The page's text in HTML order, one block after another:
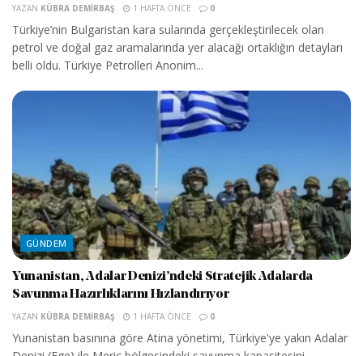
YAZAN KÜBRA DEMIRBAŞ 1 HAFTA ÖNCE 0
Türkiye’nin Bulgaristan kara sularında gerçekleştirilecek olan
petrol ve doğal gaz aramalarında yer alacağı ortaklığın detayları
belli oldu. Türkiye Petrolleri Anonim...
GÜNDEM
Yunanistan, Adalar Denizi’ndeki Stratejik Adalarda
Savunma Hazırlıklarını Hızlandırıyor
YAZAN KÜBRA DEMIRBAŞ 1 HAFTA ÖNCE 0
Yunanistan basınına göre Atina yönetimi, Türkiye'ye yakın Adalar